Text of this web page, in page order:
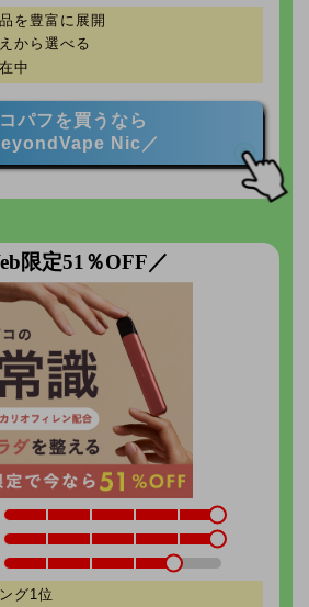
を豊富に展開
から選べる
中
パフを買うなら
Nic／
限定51％OFF／
グ1位